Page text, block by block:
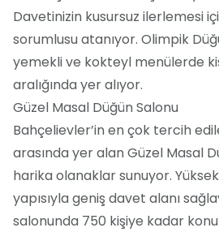
Davetinizin kusursuz ilerlemesi
sorumlusu atanıyor. Olimpik
yemekli ve kokteyl menülerde
aralığında yer alıyor.
Güzel Masal Düğün Salonu
Bahçelievler’in en çok tercih
arasında yer alan Güzel Masal
harika olanaklar sunuyor.
yapısıyla geniş davet alanı
salonunda 750 kişiye kadar